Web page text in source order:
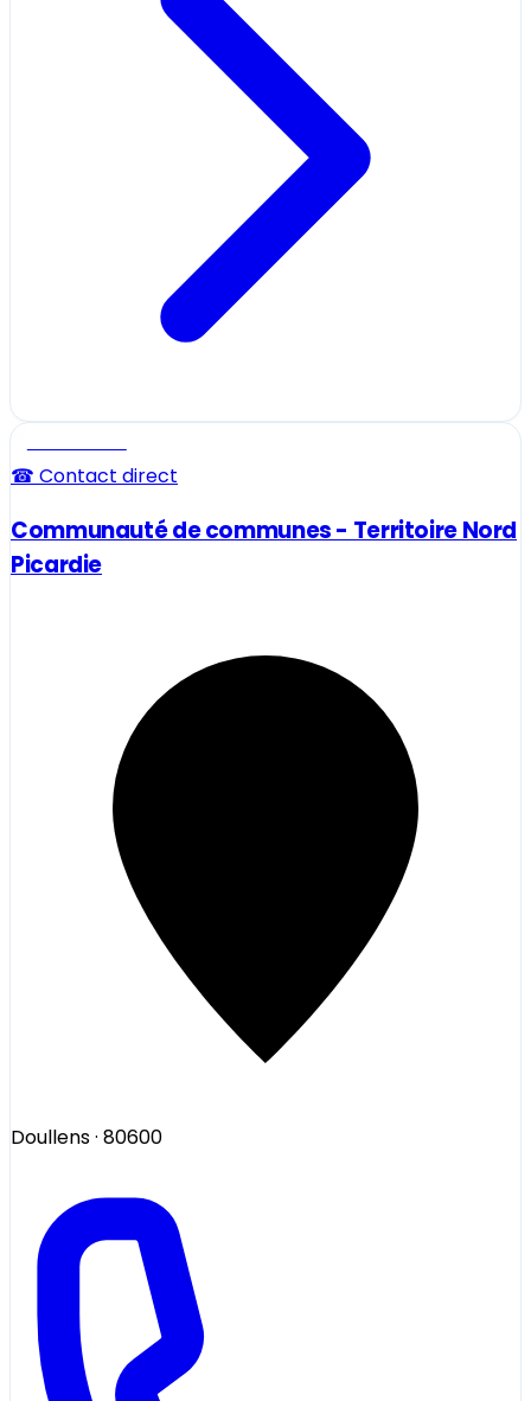
☎ Contact direct
Communauté de communes - Territoire Nord
Picardie
Doullens· 80600